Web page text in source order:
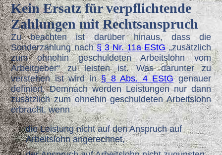
Kein Ersatz für verpflichtende
Zahlungen mit Rechtsanspruch
Zu beachten ist darüber hinaus, dass die
Sonderzahlung nach§ 3 Nr. 11a EStG„zusätzlich
zum ohnehin geschuldetenArbeitslohn vom
Arbeitgeber“ zu leisten ist. Was darunter zu
verstehen ist wird in§ 8 Abs. 4 EStGgenauer
definiert. Demnach werden Leistungen nur dann
zusätzlich zum ohnehin geschuldeten Arbeitslohn
erbracht, wenn
die Leistung nicht auf den Anspruch auf
Arbeitslohn angerechnet,